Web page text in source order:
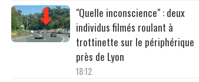
"Quelle inconscience" : deux
individus filmés roulant à
trottinette sur le périphérique
près de Lyon
18:12